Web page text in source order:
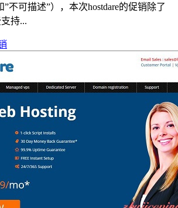
不可描述”），本次hostdare的促销除了
持...